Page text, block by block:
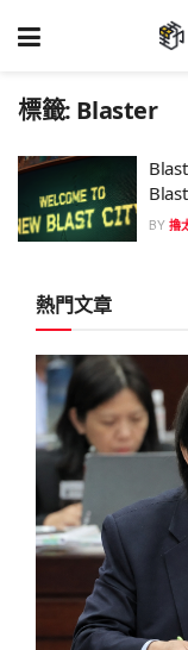
標籤: Blaster
BY 擼
熱門文章